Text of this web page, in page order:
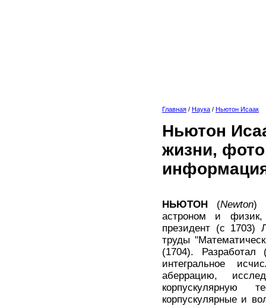
Главная / Наука / Ньютон Исаак
Ньютон
жизни,
НЬЮТОН (Newton)
астроном и физик,
президент (с 1703)
труды
(1704).
интегральное
аберрацию,
корпускулярную
корпускулярные и